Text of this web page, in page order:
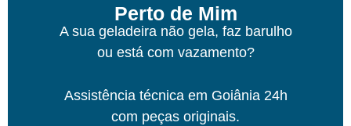
Perto de Mim
A sua geladeira não gela, faz barulho
ou está com vazamento?
Assistência técnica em Goiânia24h
com peças originais.